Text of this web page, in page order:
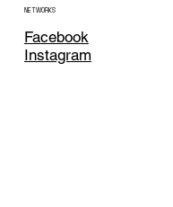
NETWORKS
Facebook
Instagram